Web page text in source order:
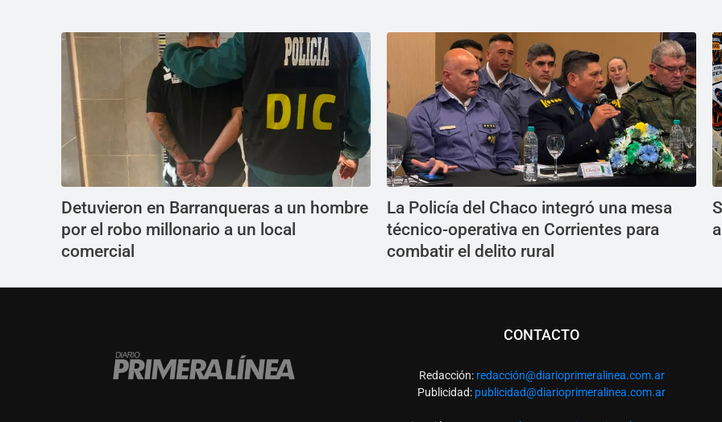
Detuvieron en Barranqueras a un hombre
por el robo millonario a un local
comercial
La Policía del Chaco integró una mesa
técnico-operativa en Corrientes para
combatir el delito rural
CONTACTO
Redacción: redacción@diarioprimeralinea.com.ar
Publicidad: publicidad@diarioprimeralinea.com.ar